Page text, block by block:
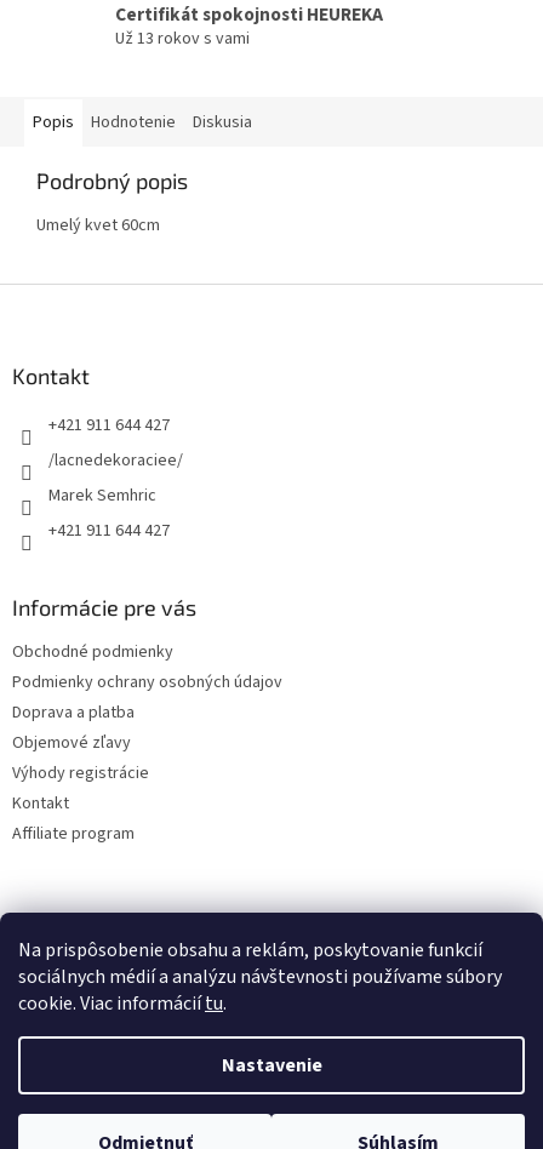
Na prispôsobenie obsahu a reklám, poskytovanie funkcií
sociálnych médií a analýzu návštevnosti používame súbory
cookie. Viac informáciítu.
Nastavenie
Odmietnuť Súhlasím
Certifikát spokojnosti HEUREKA
Už 13 rokov s vami
Popis Hodnotenie Diskusia
Podrobný popis
Umelý kvet 60cm
Kontakt
+421 911 644 427
/lacnedekoraciee/
Marek Semhric
+421 911 644 427
Informácie pre vás
Obchodné podmienky
Podmienky ochrany osobných údajov
Doprava a platba
Objemové zľavy
Výhody registrácie
Kontakt
Affiliate program
Copyright 2026lacne-dekoracie.sk. Všetky práva vyhradené.
Upraviť nastavenie cookies